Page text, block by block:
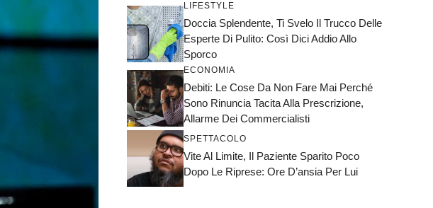
LIFESTYLE
Doccia Splendente, Ti Svelo Il Trucco Delle
Esperte Di Pulito: Così Dici Addio Allo
Sporco
ECONOMIA
Debiti: Le Cose Da Non Fare Mai Perché
Sono Rinuncia Tacita Alla Prescrizione,
Allarme Dei Commercialisti
SPETTACOLO
Vite Al Limite, Il Paziente Sparito Poco
Dopo Le Riprese: Ore D’ansia Per Lui